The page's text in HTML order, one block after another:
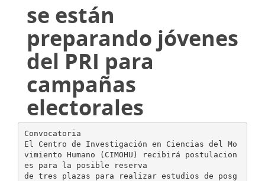
se están
preparando jóvenes
del PRI para
campañas
electorales
Convocatoria
El Centro de Investigación en Ciencias del Mo
vimiento Humano (CIMOHU) recibirá postulacion
es para la posible reserva
de tres plazas para realizar estudios de posg